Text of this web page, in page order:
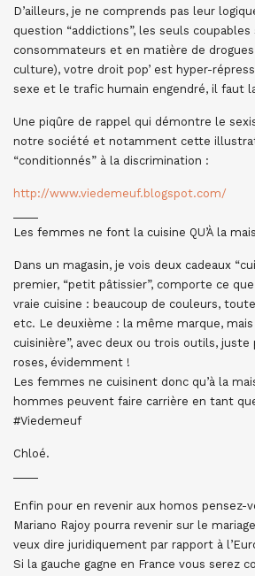
D’ailleurs, je ne comprends pas leur
question “addictions”, les seuls
consommateurs et en matière de
culture), votre droit pop’ est hyper-
sexe et le trafic humain engendré, il faut
Une piqûre de rappel qui démontre le
notre société et notamment cette
“conditionnés” à la discrimination :
http://www.viedemeuf.blogspot.com/
Les femmes ne font la cuisine QU’À la
Dans un magasin, je vois deux cadeaux
premier, “petit pâtissier”, comporte ce
vraie cuisine : beaucoup de couleurs,
etc. Le deuxième : la même marque,
cuisinière”, avec deux ou trois outils,
roses, évidemment !
Les femmes ne cuisinent donc qu’à la
hommes peuvent faire carrière en tant
#Viedemeuf
Chloé.
Enfin pour en revenir aux homos pensez-
Mariano Rajoy pourra revenir sur le
veux dire juridiquement par rapport à
Si la gauche gagne en France vous serez